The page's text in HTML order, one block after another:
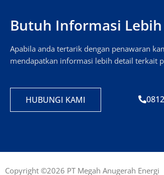
Butuh Informasi
Apabila anda tertarik dengan penawaran
mendapatkan informasi lebih detail terkait
HUBUNGI KAMI
Copyright ©2026 PT Megah Anugerah Energi